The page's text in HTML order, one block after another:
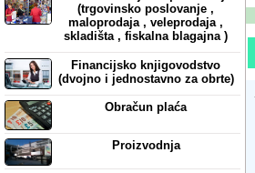
(trgovinsko poslovanje ,
maloprodaja , veleprodaja ,
skladišta , fiskalna blagajna )
Financijsko knjigovodstvo
(dvojno i jednostavno za obrte)
Obračun plaća
Proizvodnja